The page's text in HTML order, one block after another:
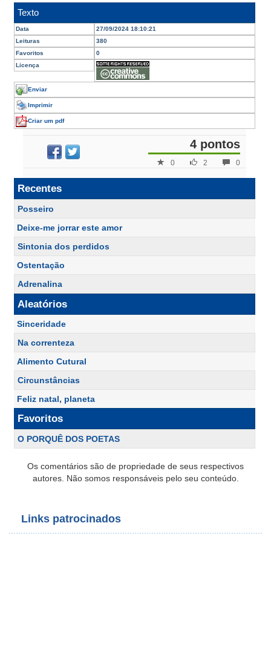
Texto
Data
27/09/2024 18:10:21
Leituras
380
Favoritos
0
Licença
Enviar
Imprimir
Criar um pdf
4 pontos
0
2
0
Recentes
Posseiro
Deixe-me jorrar este amor
Sintonia dos perdidos
Ostentação
Adrenalina
Aleatórios
Sinceridade
Na correnteza
Alimento Cutural
Circunstâncias
Feliz natal, planeta
Favoritos
O PORQUÊ DOS POETAS
Os comentários são de propriedade de seus respectivos
autores. Não somos responsáveis pelo seu conteúdo.
Links patrocinados